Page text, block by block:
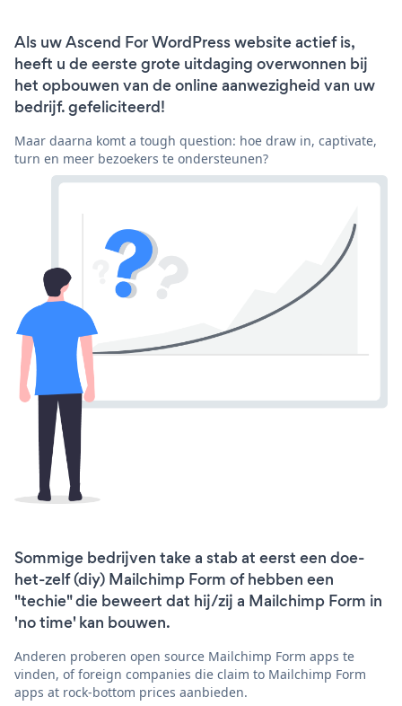
Als uw Ascend For WordPress website actief is,
heeft u de eerste grote uitdaging overwonnen bij
het opbouwen van de online aanwezigheid van uw
bedrijf. gefeliciteerd!
Maar daarna komt a tough question: hoe draw in, captivate,
turn en meer bezoekers te ondersteunen?
Sommige bedrijven take a stab at eerst een doe-
het-zelf (diy) Mailchimp Form of hebben een
"techie" die beweert dat hij/zij a Mailchimp Form in
'no time' kan bouwen.
Anderen proberen open source Mailchimp Form apps te
vinden, of foreign companies die claim to Mailchimp Form
apps at rock-bottom prices aanbieden.